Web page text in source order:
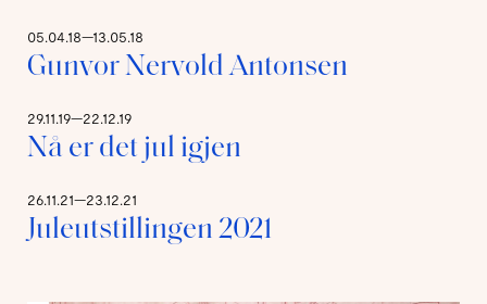
05.04.18—13.05.18
Gunvor Nervold Antonsen
29.11.19—22.12.19
Nå er det jul igjen
26.11.21—23.12.21
Juleutstillingen 2021